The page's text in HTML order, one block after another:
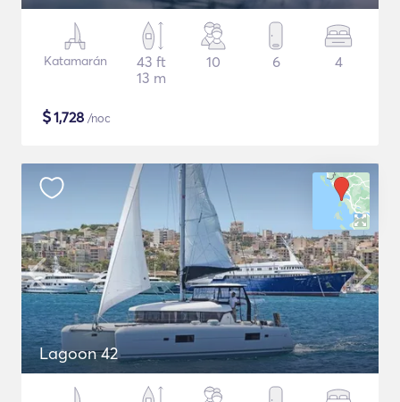
Katamarán
43 ft
13 m
10 6 4
$1,728 /noc
Lagoon 42